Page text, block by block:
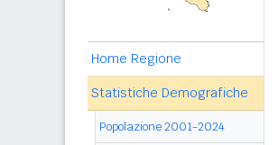
Home Regione
Statistiche Demografiche
Popolazione 2001-2024